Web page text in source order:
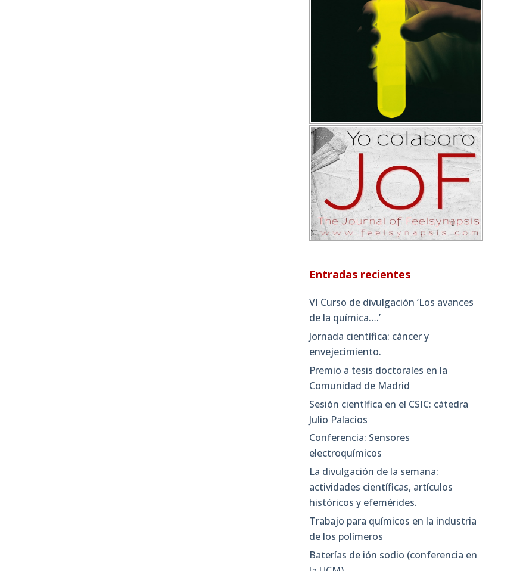
Entradas recientes
VI Curso de divulgación ‘Los avances
de la química….’
Jornada científica: cáncer y
envejecimiento.
Premio a tesis doctorales en la
Comunidad de Madrid
Sesión científica en el CSIC: cátedra
Julio Palacios
Conferencia: Sensores
electroquímicos
La divulgación de la semana:
actividades científicas, artículos
históricos y efemérides.
Trabajo para químicos en la industria
de los polímeros
Baterías de ión sodio (conferencia en